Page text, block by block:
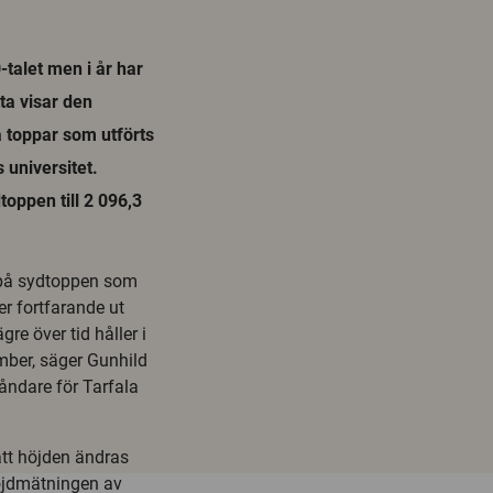
talet men i år har
visar den
toppar som utförts
universitet.
till 2 096,3
sydtoppen som
fortfarande ut
över tid håller i
säger Gunhild
för Tarfala
höjden ändras
av